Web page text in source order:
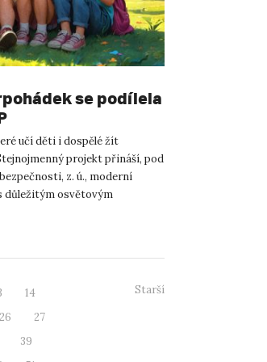
se podílela
učí děti i dospělé žít
projekt přináší, pod
z. ú., moderní
důležitým osvětovým
14
26
27
39
Starší